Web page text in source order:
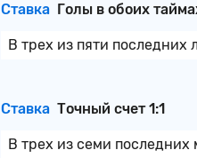
Ставка Голы в обоих
В трех из пяти последних
Ставка Точный счет 1:1
В трех из семи последних